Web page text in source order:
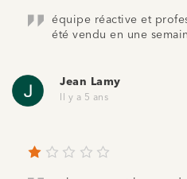
équipe réactive et
été vendu en une
Jean Lamy
Il y a 5 ans